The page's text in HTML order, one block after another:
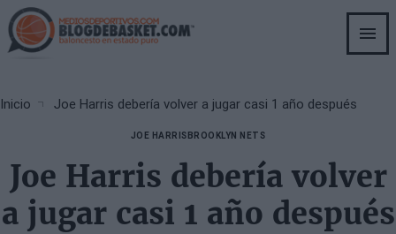
Skip
to
main
Breadcrumb
Inicio Joe Harris debería volver a jugar casi 1 año después
JOE HARRIS BROOKLYN NETS
Joe Harris debería volver
a jugar casi 1 año después